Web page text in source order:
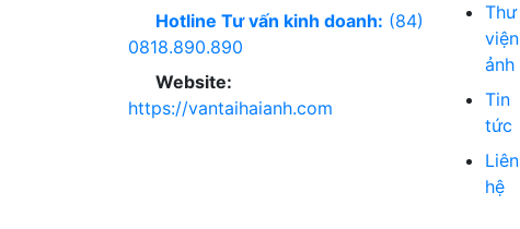
Hotline Tư vấn kinh doanh: (84)
0818.890.890
Website:
https://vantaihaianh.com
Thư
viện
ảnh
Tin
tức
Liên
hệ